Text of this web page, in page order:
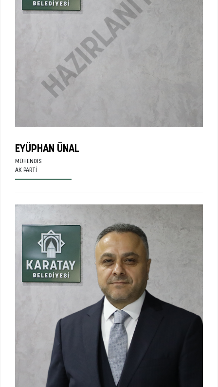
EYÜPHAN ÜNAL
MÜHENDIS
AK PARTI